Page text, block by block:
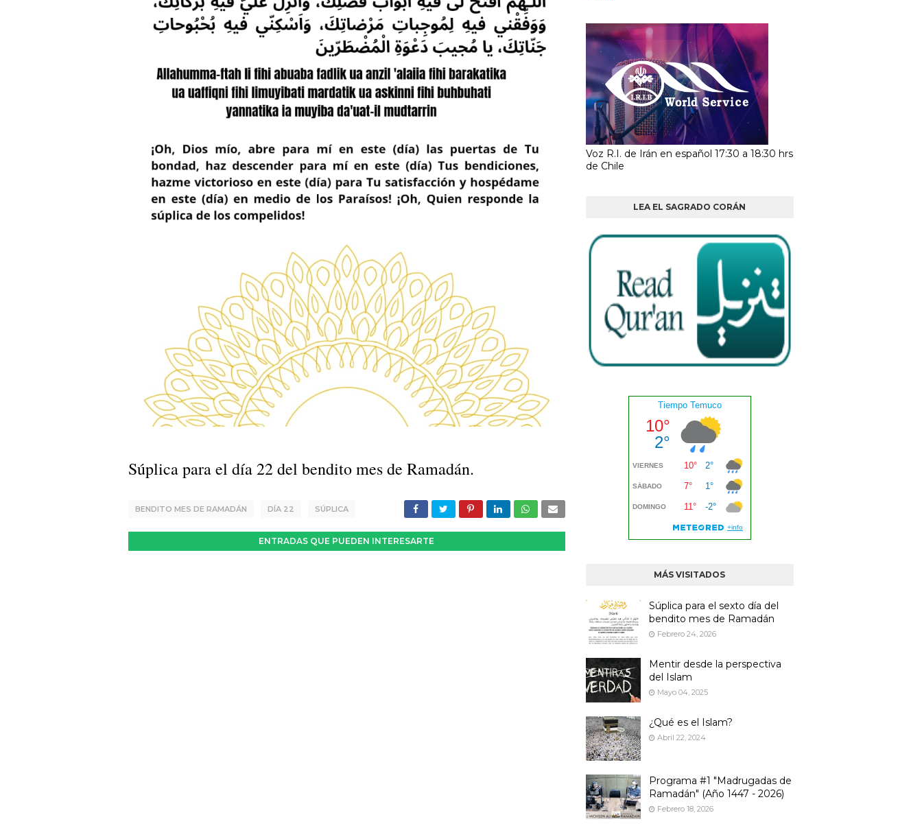
Súplica para el día 22 del bendito mes de Ramadán.
BENDITO MES DE RAMADÁN DÍA 22 SÚPLICA
ENTRADAS QUE PUEDEN INTERESARTE
Voz R.I. de Irán en español 17:30 a 18:30 hrs
de Chile
LEA EL SAGRADO CORÁN
MÁS VISITADOS
Súplica para el sexto día del
bendito mes de Ramadán
Febrero 24, 2026
Mentir desde la perspectiva
del Islam
Mayo 04, 2025
¿Qué es el Islam?
Abril 22, 2024
Programa #1 "Madrugadas de
Ramadán" (Año 1447 - 2026)
Febrero 18, 2026